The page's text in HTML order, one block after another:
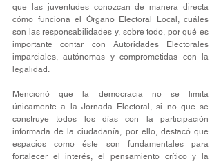
que las juventudes conozcan de manera directa
cómo funciona el Órgano Electoral Local, cuáles
son las responsabilidades y, sobre todo, por qué es
importante contar con Autoridades Electorales
imparciales, autónomas y comprometidas con la
legalidad.
Mencionó que la democracia no se limita
únicamente a la Jornada Electoral, si no que se
construye todos los días con la participación
informada de la ciudadanía, por ello, destacó que
espacios como éste son fundamentales para
fortalecer el interés, el pensamiento crítico y la